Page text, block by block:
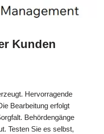
Kunden
Hervorragende
Bearbeitung erfolgt
Behördengänge
Testen Sie es selbst,